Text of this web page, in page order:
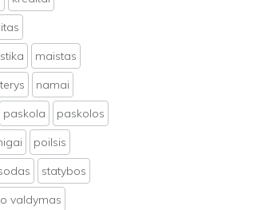
maistas
namai
paskola
paskolos
poilsis
statybos
valdymas